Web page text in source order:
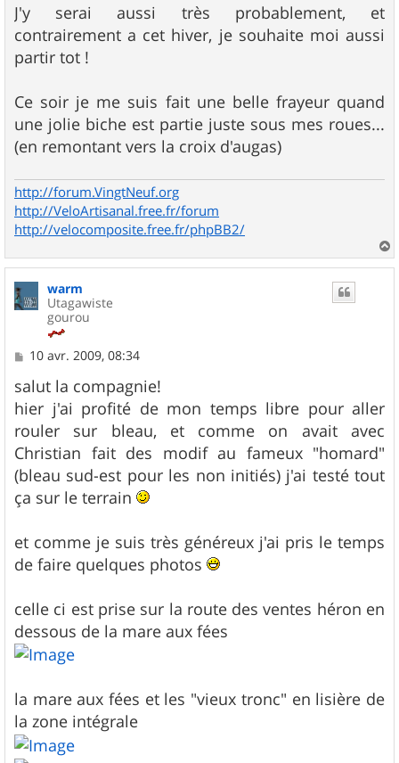
s
s
a
g
e
J'y serai aussi très probablement, et
contrairement a cet hiver, je souhaite moi aussi
partir tot !
Ce soir je me suis fait une belle frayeur quand
une jolie biche est partie juste sous mes roues...
(en remontant vers la croix d'augas)
http://forum.VingtNeuf.org
http://VeloArtisanal.free.fr/forum
http://velocomposite.free.fr/phpBB2/
a
warm
Utagawiste
gourou
M
s
s
a
g
e
10 avr. 2009, 08:34
salut la compagnie!
hier j'ai profité de mon temps libre pour aller
rouler sur bleau, et comme on avait avec
Christian fait des modif au fameux "homard"
(bleau sud-est pour les non initiés) j'ai testé tout
ça sur le terrain
et comme je suis très généreux j'ai pris le temps
de faire quelques photos
celle ci est prise sur la route des ventes héron en
dessous de la mare aux fées
la mare aux fées et les "vieux tronc" en lisière de
la zone intégrale